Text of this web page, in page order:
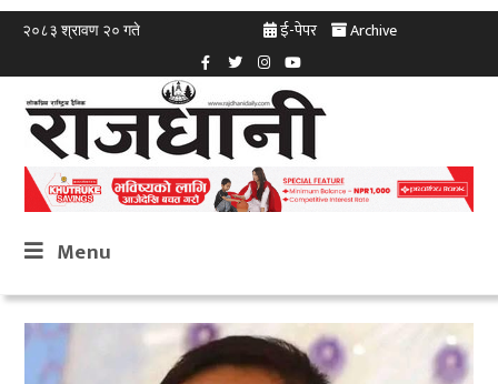
२०८३ श्रावण २० गते ई-पेपर Archive
Menu